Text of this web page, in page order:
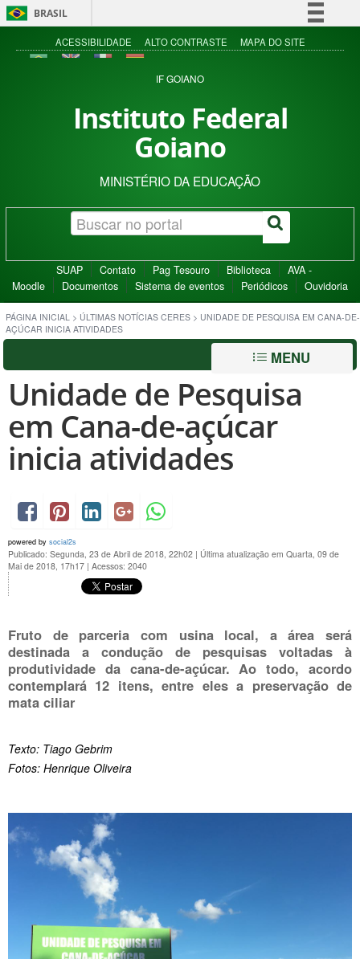
BRASIL
Simplifique!
Acesso à informação
ACESSIBILIDADE ALTO CONTRASTE MAPA DO SITE
IF GOIANO
Instituto Federal
Goiano
MINISTÉRIO DA EDUCAÇÃO
SUAP Contato Pag Tesouro Biblioteca
AVA -
Moodle
Documentos Sistema de eventos Periódicos Ouvidoria
PÁGINA INICIAL > ÚLTIMAS NOTÍCIAS CERES > UNIDADE DE PESQUISA EM CANA-DE-
AÇÚCAR INICIA ATIVIDADES
MENU
Unidade de Pesquisa
em Cana-de-açúcar
inicia atividades
powered by social2s
Publicado: Segunda, 23 de Abril de 2018, 22h02 | Última atualização em Quarta, 09 de
Mai de 2018, 17h17 | Acessos: 2040
Fruto de parceria com usina local, a área será
destinada a condução de pesquisas voltadas à
produtividade da cana-de-açúcar. Ao todo, acordo
contemplará 12 itens, entre eles a preservação de
mata ciliar
Texto: Tiago Gebrim
Fotos: Henrique Oliveira